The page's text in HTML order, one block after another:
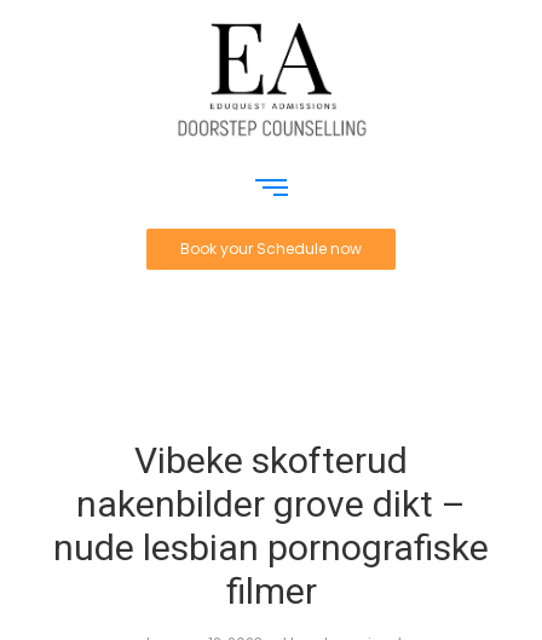
Book your Schedule now
Vibeke skofterud
nakenbilder grove dikt –
nude lesbian pornografiske
filmer